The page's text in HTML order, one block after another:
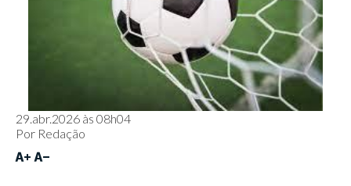
29.abr.2026 às 08h04
Por Redação